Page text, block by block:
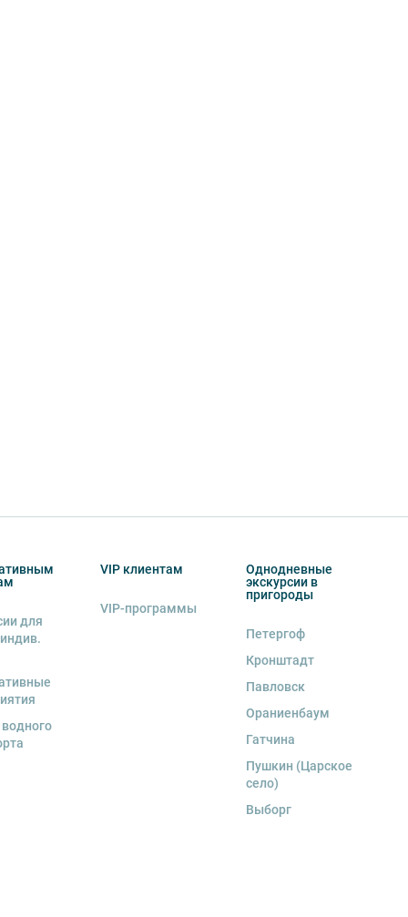
для
VIP клиентам
VIP-программы
Однодневные
экскурсии в
пригороды
Петергоф
Кронштадт
Павловск
Ораниенбаум
Гатчина
Пушкин (Царское
село)
Выборг